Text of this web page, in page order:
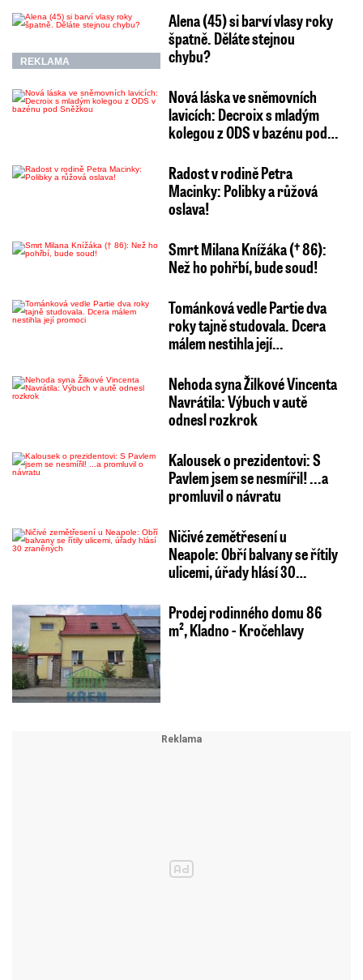
REKLAMA
Alena (45) si barví vlasy roky
špatně. Děláte stejnou
chybu?
Nová láska ve sněmovních
lavicích: Decroix s mladým
kolegou z ODS v bazénu pod…
Radost v rodině Petra
Macinky: Polibky a růžová
oslava!
Smrt Milana Knížáka († 86):
Než ho pohřbí, bude soud!
Tománková vedle Partie dva
roky tajně studovala. Dcera
málem nestihla její…
Nehoda syna Žilkové Vincenta
Navrátila: Výbuch v autě
odnesl rozkrok
Kalousek o prezidentovi: S
Pavlem jsem se nesmířil! ...a
promluvil o návratu
Ničivé zemětřesení u
Neapole: Obří balvany se řítily
ulicemi, úřady hlásí 30…
Prodej rodinného domu 86
m², Kladno - Kročehlavy